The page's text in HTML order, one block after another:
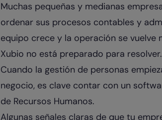
Muchas pequeñas y medianas
ordenar sus procesos contables y
equipo crece y la operación se vuelve
Xubio no está preparado para resolver.
Cuando la gestión de personas
negocio, es clave contar con un
de Recursos Humanos.
Algunas señales claras de que tu